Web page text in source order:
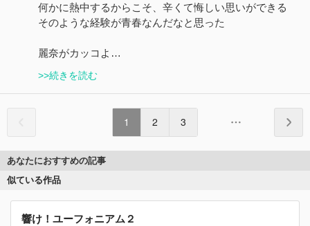
何かに熱中するからこそ、辛くて悔しい思いができる
そのような経験が青春なんだなと思った
麗奈がカッコよ…
>>続きを読む
1 2 3
あなたにおすすめの記事
似ている作品
響け！ユーフォニアム２